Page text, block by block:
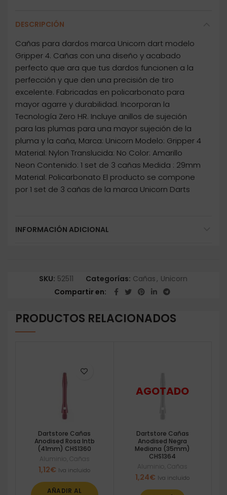
DESCRIPCIÓN
Cañas para dardos marca Unicorn dart modelo
Gripper 4. Cañas con una diseño y acabado
perfecto que ara que tus dardos funcionen a la
perfección y que den una precisión de tiro
excelente. Fabricadas en policarbonato para
mayor agarre y durabilidad. Incorporan la
Tecnología Zero HR. Incluye anillos de sujeción
para las plumas para una mayor sujeción de la
pluma y la caña, Marca: Unicorn Modelo: Gripper 4
Material: Nylon Translucida: No Color: Amarillo
Neon Contenido: 1 set de 3 cañas Medida : 29mm
Material: Policarbonato El producto se compone
por 1 set de 3 cañas de la marca Unicorn Darts
INFORMACIÓN ADICIONAL
SKU: 52511 Categorías: Cañas, Unicorn
Compartir en
PRODUCTOS RELACIONADOS
Dartstore Cañas
Anodised Rosa Intb
(41mm) CHS1360
Aluminio Cañas
1,12€ Iva incluido
AÑADIR AL
Dartstore Cañas
Anodised Negra
Mediana (35mm)
CHS1364
Aluminio ,Cañas
1,24€ Iva incluido